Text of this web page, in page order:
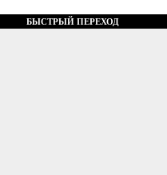
БЫСТРЫЙ ПЕРЕХОД